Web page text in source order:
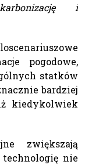
i
pogodowe,
statków
bardziej
kiedykolwiek
zwiększają
technologię nie